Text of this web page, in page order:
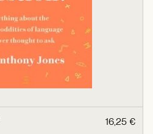
16,25 €